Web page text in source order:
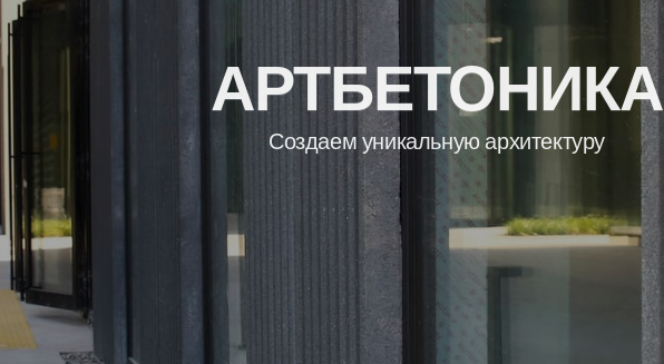
АРТБЕТОНИКА
Создаем уникальную архитектуру